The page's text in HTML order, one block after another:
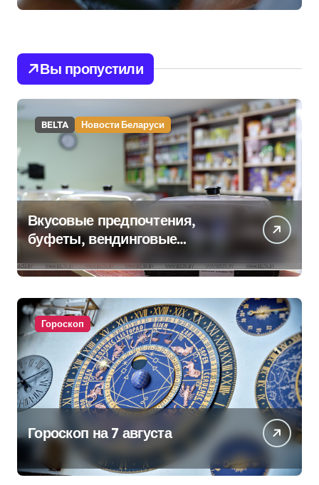
Вы пропустили
BELTA Новости Беларуси
Вкусовые предпочтения,
буфеты, вендинговые
аппараты. Минобразования об
изменениях в школьном
питании
Гороскоп
Гороскоп на 7 августа